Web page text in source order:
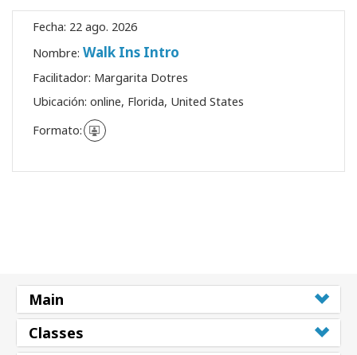
BUSCAR
Fecha: 22 ago. 2026
Nombre: Walk Ins Intro
Facilitador: Margarita Dotres
Ubicación: online, Florida, United States
Formato:
Main
Classes